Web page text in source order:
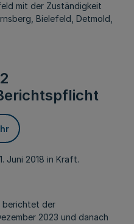
mit der Zuständigkeit
Bielefeld, Detmold,
Juni 2018 in Kraft.
berichtet der
2023 und danach